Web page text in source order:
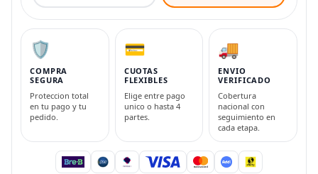
🛡️
COMPRA
SEGURA
Proteccion total
en tu pago y tu
pedido.
💳
CUOTAS
FLEXIBLES
Elige entre pago
unico o hasta 4
partes.
🚚
ENVIO
VERIFICADO
Cobertura
nacional con
seguimiento en
cada etapa.